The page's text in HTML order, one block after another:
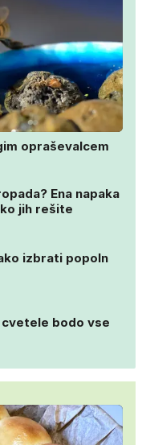
opraševalcem
Ena napaka
jih rešite
izbrati popoln
bodo vse